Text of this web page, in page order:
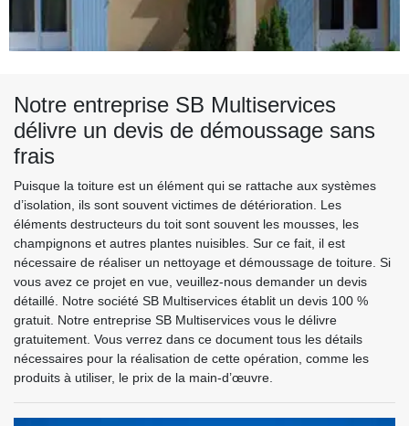
Notre entreprise SB Multiservices
délivre un devis de démoussage sans
frais
Puisque la toiture est un élément qui se rattache aux systèmes
d’isolation, ils sont souvent victimes de détérioration. Les
éléments destructeurs du toit sont souvent les mousses, les
champignons et autres plantes nuisibles. Sur ce fait, il est
nécessaire de réaliser un nettoyage et démoussage de toiture. Si
vous avez ce projet en vue, veuillez-nous demander un devis
détaillé. Notre société SB Multiservices établit un devis 100 %
gratuit. Notre entreprise SB Multiservices vous le délivre
gratuitement. Vous verrez dans ce document tous les détails
nécessaires pour la réalisation de cette opération, comme les
produits à utiliser, le prix de la main-d’œuvre.